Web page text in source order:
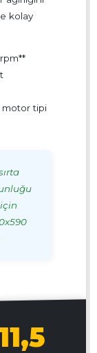
kolay
motor tipi